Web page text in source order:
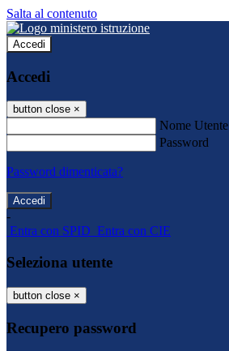
Salta al contenuto
Accedi
Accedi
button close ×
Nome Utente
Password
Password dimenticata?
-
Entra con SPID Entra con CIE
Seleziona utente
button close ×
Recupero password